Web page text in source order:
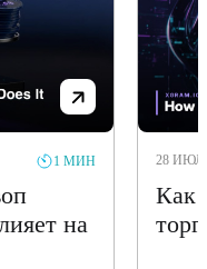
1 МИН
на
28
Как